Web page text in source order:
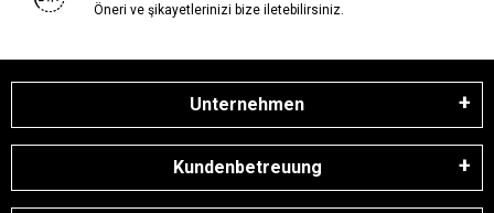
Öneri ve şikayetlerinizi bize iletebilirsiniz.
Unternehmen
Kundenbetreuung